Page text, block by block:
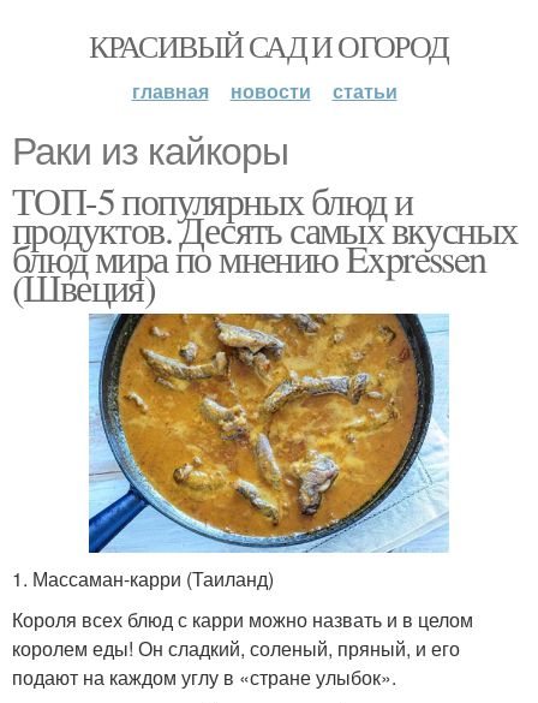
КРАСИВЫЙ САД И ОГОРОД
главная новости статьи
Раки из кайкоры
ТОП-5 популярных блюд и
продуктов. Десять самых вкусных
блюд мира по мнению Expressen
(Швеция)
1. Массаман-карри (Таиланд)
Короля всех блюд с карри можно назвать и в целом
королем еды! Он сладкий, соленый, пряный, и его
подают на каждом углу в «стране улыбок».